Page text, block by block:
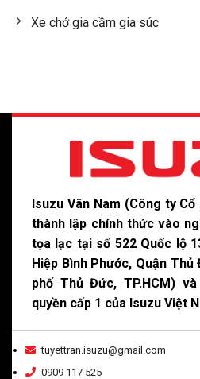
Xe chở gia cầm gia súc
Isuzu Vân Nam (Công ty
thành lập chính thức vào
tọa lạc tại số 522 Quốc lộ
Hiệp Bình Phước, Quận
phố Thủ Đức, TP.HCM)
quyền cấp 1 của Isuzu Việt
tuyettran.isuzu@gmail.com
0909 117 525